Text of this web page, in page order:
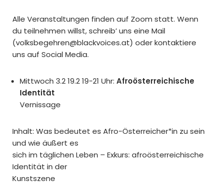
Alle Veranstaltungen finden auf Zoom statt. Wenn
du teilnehmen willst, schreib’ uns eine Mail
(volksbegehren@blackvoices.at) oder kontaktiere
uns auf Social Media.
Mittwoch 3.2 19.2 19-21 Uhr: Afroösterreichische
Identität
Vernissage
Inhalt: Was bedeutet es Afro-Österreicher*in zu sein
und wie äußert es
sich im täglichen Leben – Exkurs: afroösterreichische
Identität in der
Kunstszene